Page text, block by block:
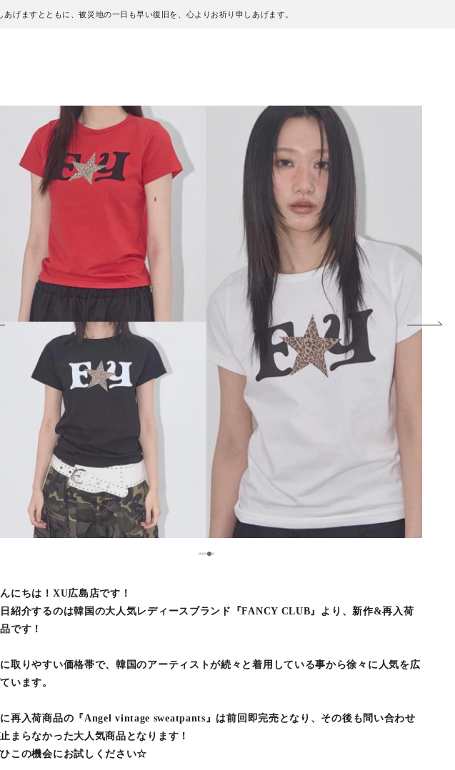
げますとともに、被災地の一日も早い復旧を、心よりお祈り申しあげます。
12345
にちは！XU広島店です！
紹介するのは韓国の大人気レディースブランド『FANCY CLUB』より、新作&再入荷
です！
取りやすい価格帯で、韓国のアーティストが続々と着用している事から徐々に人気を広
います。
再入荷商品の『Angel vintage sweatpants』は前回即完売となり、その後も問い合わせ
まらなかった大人気商品となります！
この機会にお試しください☆